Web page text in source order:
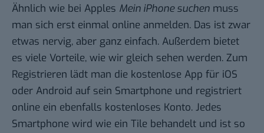
Ähnlich wie bei Apples Mein iPhone suchen muss
man sich erst einmal online anmelden. Das ist zwar
etwas nervig, aber ganz einfach. Außerdem bietet
es viele Vorteile, wie wir gleich sehen werden. Zum
Registrieren lädt man die kostenlose App für iOS
oder Android auf sein Smartphone und registriert
online ein ebenfalls kostenloses Konto. Jedes
Smartphone wird wie ein Tile behandelt und ist so